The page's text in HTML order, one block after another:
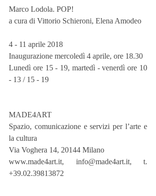
Marco Lodola. POP!
a cura di Vittorio Schieroni, Elena Amodeo
4 - 11 aprile 2018
Inaugurazione mercoledì 4 aprile, ore 18.30
Lunedì ore 15 - 19, martedì - venerdì ore 10
- 13 / 15 - 19
MADE4ART
Spazio, comunicazione e servizi per l’arte e
la cultura
Via Voghera 14, 20144 Milano
www.made4art.it, info@made4art.it, t.
+39.02.39813872